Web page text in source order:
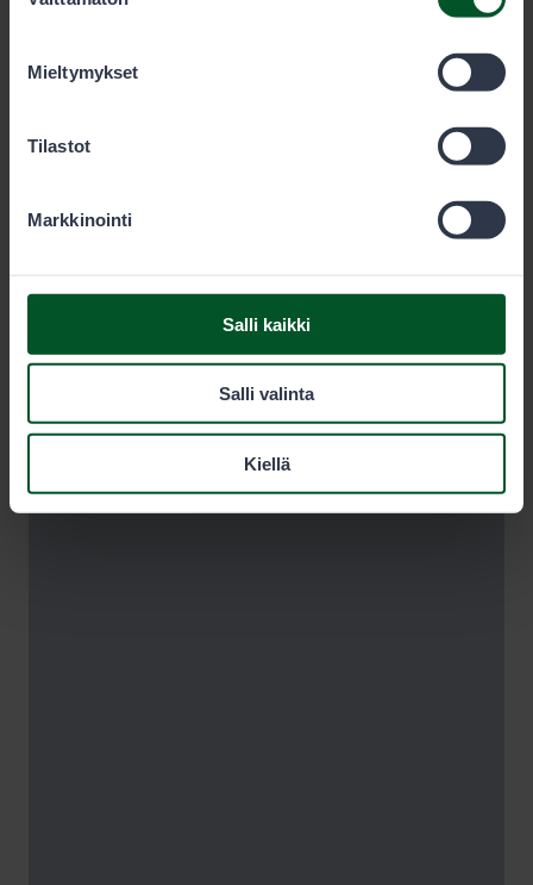
olet käyttänyt heidän palvelujaan. Voit sallia haluamasi
Mieltymykset
Tilastot
Markkinointi
Salli kaikki
Salli valinta
Kiellä